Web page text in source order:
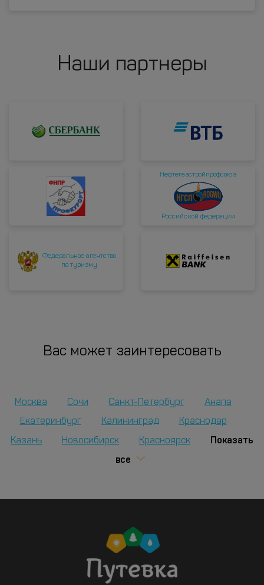
Наши партнеры
Нефтегазстройпрофсоюз
Российской федерации
Федеральное агентство
по туризму
Вас может заинтересовать
Москва Сочи Санкт-Петербург
Анапа
Екатеринбург
Калининград Краснодар
Казань Новосибирск Красноярск
Показать
все